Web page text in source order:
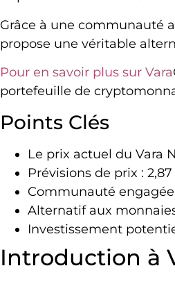
Grâce à une communauté
propose une véritable
Pour en savoir plus sur Vara
portefeuille de
Points Clés
Le prix actuel du Vara
Prévisions de prix :
Communauté
Alternatif aux
Investissement
Introduction à